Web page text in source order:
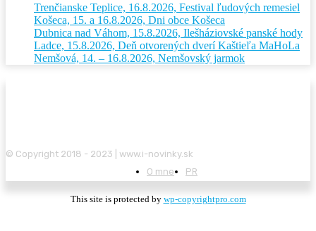
Trenčianske Teplice, 16.8.2026, Festival ľudových remesiel
Košeca, 15. a 16.8.2026, Dni obce Košeca
Dubnica nad Váhom, 15.8.2026, Ilešháziovské panské hody
Ladce, 15.8.2026, Deň otvorených dverí Kaštieľa MaHoLa
Nemšová, 14. – 16.8.2026, Nemšovský jarmok
© Copyright 2018 - 2023 | www.i-novinky.sk
O mne
PR
This site is protected by wp-copyrightpro.com